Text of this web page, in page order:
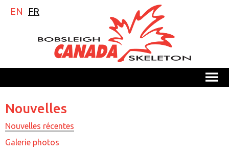
EN FR
M
Nouvelles
Nouvelles récentes
Galerie photos